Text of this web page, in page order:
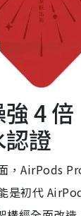
強 4
證
，AirPods
是初代